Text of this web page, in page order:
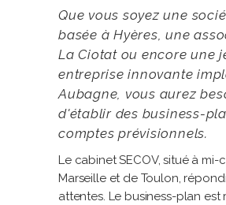
Que vous soyez une
basée à Hyères, une
La Ciotat ou encore une
entreprise innovante
Aubagne, vous aurez
d'établir des business-
comptes prévisionnels.
Le cabinet SECOV, situé à mi-
Marseille et de Toulon,
attentes. Le business-plan est